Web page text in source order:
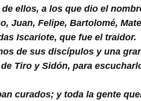
ellos, a los que dio el
Juan, Felipe, Bartolomé,
Iscariote, que fue el traidor.
de sus discípulos y una
Tiro y Sidón, para
curados; y toda la gente